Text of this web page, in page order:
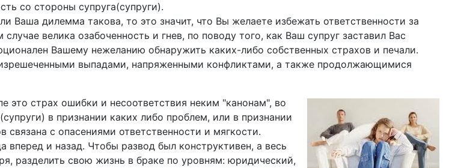
со стороны супруга(супруги).
дилемма такова, то это значит, что Вы желаете избежать ответственности за
велика озабоченность и гнев, по поводу того, как Ваш супруг заставил Вас
Вашему нежеланию обнаружить каких-либо собственных страхов и печали.
выпадами, напряженными конфликтами, а также продолжающимися
это страх ошибки и несоответствия неким "канонам", во
в признании каких либо проблем, или в признании
с опасениями ответственности и мягкости.
вперед и назад. Чтобы развод был конструктивен, а весь
разделить свою жизнь в браке по уровням: юридический,